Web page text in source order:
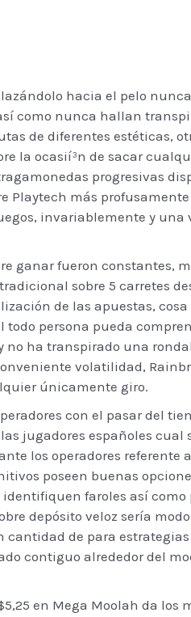
hacia el pelo
como nunca hallan
de diferentes estéticas,
la ocasií³n de sacar
progresivas
Playtech más
invariablemente y
ganar fueron constantes,
sobre 5 carretes
de las apuestas,
persona pueda
ha transpirado una
volatilidad,
únicamente giro.
con el pasar del
jugadores españoles
los operadores referente
poseen buenas
faroles así­
depósito veloz serí­a
de para
contiguo alrededor del
en Mega Moolah da los